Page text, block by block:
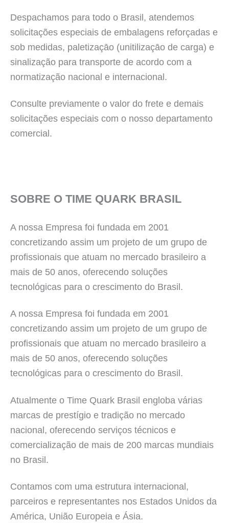
Despachamos para todo o Brasil, atendemos
solicitações especiais de embalagens reforçadas e
sob medidas, paletizaçāo (unitilizaçāo de carga) e
sinalização para transporte de acordo com a
normatização nacional e internacional.
Consulte previamente o valor do frete e demais
solicitações especiais com o nosso departamento
comercial.
SOBRE O TIME QUARK BRASIL
A nossa Empresa foi fundada em 2001
concretizando assim um projeto de um grupo de
profissionais que atuam no mercado brasileiro a
mais de 50 anos, oferecendo soluções
tecnológicas para o crescimento do Brasil.
A nossa Empresa foi fundada em 2001
concretizando assim um projeto de um grupo de
profissionais que atuam no mercado brasileiro a
mais de 50 anos, oferecendo soluções
tecnológicas para o crescimento do Brasil.
Atualmente o Time Quark Brasil engloba várias
marcas de prestígio e tradição no mercado
nacional, oferecendo serviços técnicos e
comercialização de mais de 200 marcas mundiais
no Brasil.
Contamos com uma estrutura internacional,
parceiros e representantes nos Estados Unidos da
América, União Europeia e Ásia.